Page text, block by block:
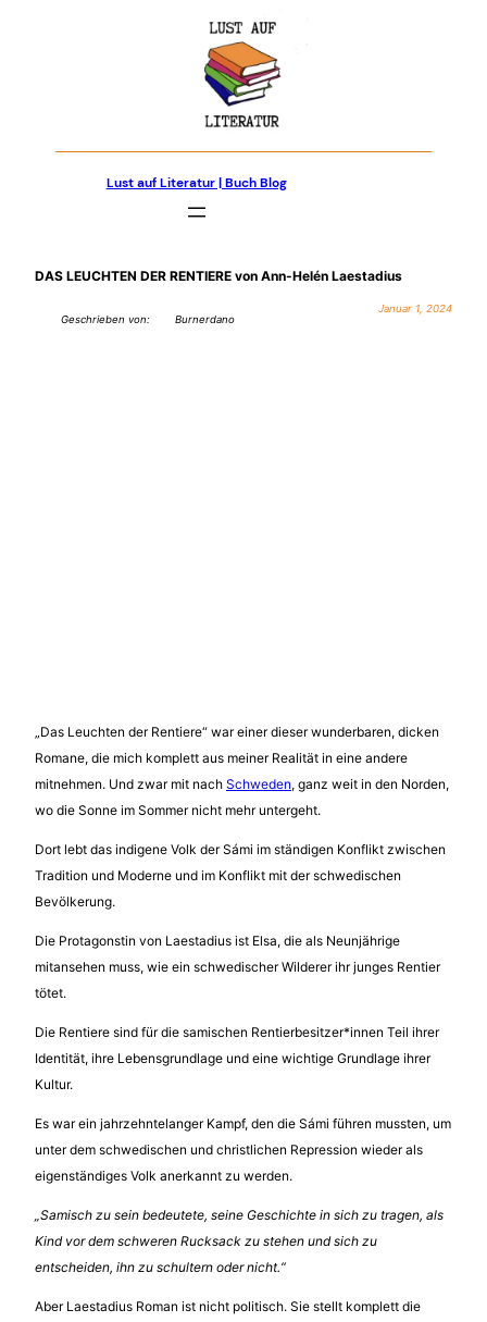
Lust auf Literatur | Buch Blog
DAS LEUCHTEN DER RENTIERE von Ann-Helén Laestadius
Geschrieben von: Burnerdano
Januar 1, 2024
„Das Leuchten der Rentiere“ war einer dieser wunderbaren, dicken
Romane, die mich komplett aus meiner Realität in eine andere
mitnehmen. Und zwar mit nach Schweden, ganz weit in den Norden,
wo die Sonne im Sommer nicht mehr untergeht.
Dort lebt das indigene Volk der Sámi im ständigen Konflikt zwischen
Tradition und Moderne und im Konflikt mit der schwedischen
Bevölkerung.
Die Protagonstin von Laestadius ist Elsa, die als Neunjährige
mitansehen muss, wie ein schwedischer Wilderer ihr junges Rentier
tötet.
Die Rentiere sind für die samischen Rentierbesitzer*innen Teil ihrer
Identität, ihre Lebensgrundlage und eine wichtige Grundlage ihrer
Kultur.
Es war ein jahrzehntelanger Kampf, den die Sámi führen mussten, um
unter dem schwedischen und christlichen Repression wieder als
eigenständiges Volk anerkannt zu werden.
„Samisch zu sein bedeutete, seine Geschichte in sich zu tragen, als
Kind vor dem schweren Rucksack zu stehen und sich zu
entscheiden, ihn zu schultern oder nicht.“
Aber Laestadius Roman ist nicht politisch. Sie stellt komplett die